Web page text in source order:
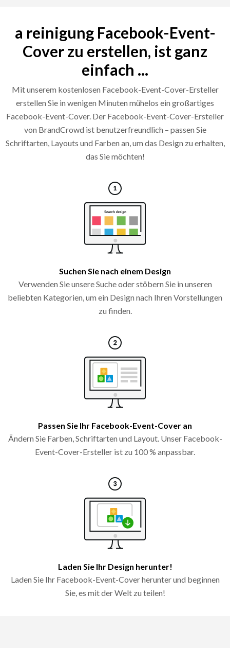
a reinigung Facebook-Event-
Cover zu erstellen, ist ganz
einfach ...
Mit unserem kostenlosen Facebook-Event-Cover-Ersteller
erstellen Sie in wenigen Minuten mühelos ein großartiges
Facebook-Event-Cover. Der Facebook-Event-Cover-Ersteller
von BrandCrowd ist benutzerfreundlich – passen Sie
Schriftarten, Layouts und Farben an, um das Design zu erhalten,
das Sie möchten!
Suchen Sie nach einem Design
Verwenden Sie unsere Suche oder stöbern Sie in unseren
beliebten Kategorien, um ein Design nach Ihren Vorstellungen
zu finden.
Passen Sie Ihr Facebook-Event-Cover an
Ändern Sie Farben, Schriftarten und Layout. Unser Facebook-
Event-Cover-Ersteller ist zu 100 % anpassbar.
Laden Sie Ihr Design herunter!
Laden Sie Ihr Facebook-Event-Cover herunter und beginnen
Sie, es mit der Welt zu teilen!